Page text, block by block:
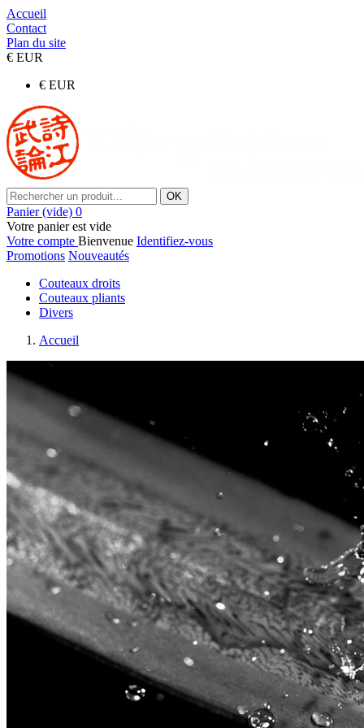
Accueil
Contact
Plan du site
€ EUR
€ EUR
OK
Panier (vide) 0
Votre panier est vide
Votre compte Bienvenue Identifiez-vous
Promotions Nouveautés
Couteaux droits
Couteaux pliants
Divers
Accueil